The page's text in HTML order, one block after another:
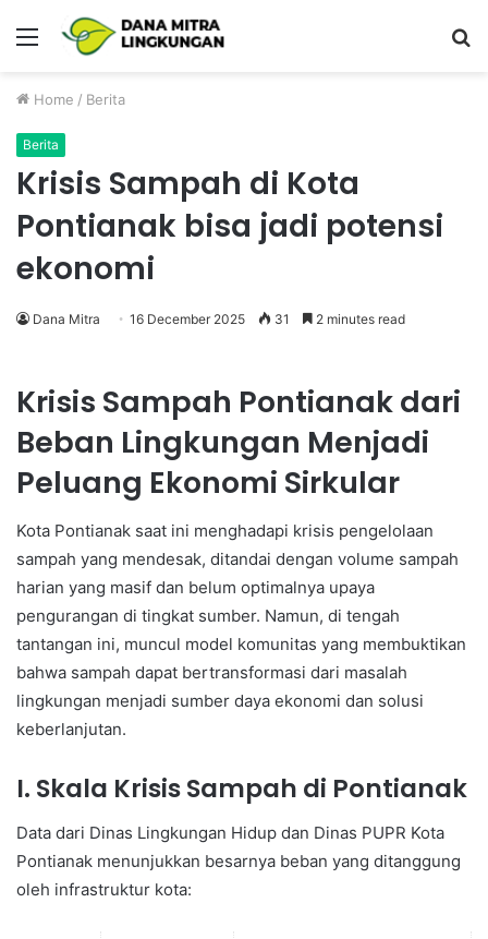
Menu
Home / Berita
Berita
Krisis Sampah di Kota
Pontianak bisa jadi potensi
ekonomi
Dana Mitra 16 December 2025 31 2 minutes read
Krisis Sampah Pontianak dari
Beban Lingkungan Menjadi
Peluang Ekonomi Sirkular
Kota Pontianak saat ini menghadapi krisis pengelolaan
sampah yang mendesak, ditandai dengan volume sampah
harian yang masif dan belum optimalnya upaya
pengurangan di tingkat sumber. Namun, di tengah
tantangan ini, muncul model komunitas yang membuktikan
bahwa sampah dapat bertransformasi dari masalah
lingkungan menjadi sumber daya ekonomi dan solusi
keberlanjutan.
I. Skala Krisis Sampah di Pontianak
Data dari Dinas Lingkungan Hidup dan Dinas PUPR Kota
Pontianak menunjukkan besarnya beban yang ditanggung
oleh infrastruktur kota: